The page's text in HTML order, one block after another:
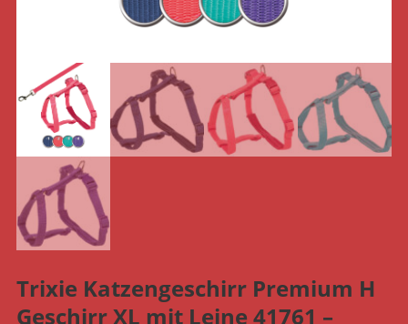
Trixie Katzengeschirr Premium H
Geschirr XL mit Leine 41761 –